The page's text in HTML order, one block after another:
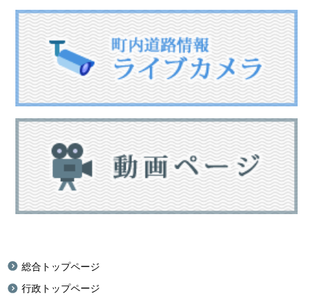
総合トップページ
行政トップページ